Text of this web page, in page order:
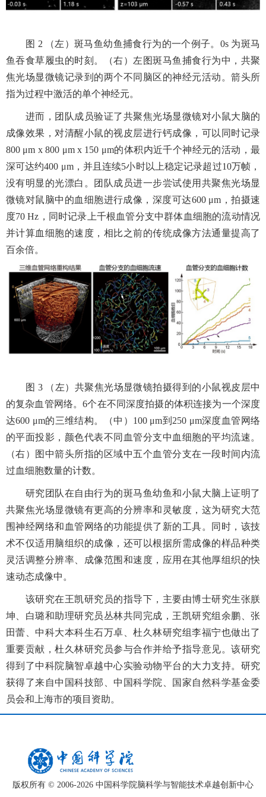
图 2 （左）斑马鱼幼鱼捕食行为的一个例子。 0s 为斑马
鱼吞食草履虫的时刻。（右）左图斑马鱼捕食行为中，共聚
焦光场显微镜记录到的两个不同脑区的神经元活动。箭头所
指为过程中激活的单个神经元。
进而，团队成员验证了共聚焦光场显微镜对小鼠大脑的
成像效果，对清醒小鼠的视皮层进行钙成像，可以同时记录
800 μm x800 μm x 150 μm的体积内近千个神经元的活动，最
深可达约400 μm，并且连续5小时以上稳定记录超过10万帧，
没有明显的光漂白。团队成员进一步尝试使用共聚焦光场显
微镜对鼠脑中的血细胞进行成像，深度可达600 μm ，拍摄速
度70 Hz ，同时记录上千根血管分支中群体血细胞的流动情况
并计算血细胞的速度，相比之前的传统成像方法通量提高了
百余倍。
图 3
（左）共聚焦光场显微镜拍摄得到的小鼠视皮层中
的复杂血管网络。6个在不同深度拍摄的体积连接为一个深度
达600 μm的三维结构。（中） 100 μm到250 μm深度血管网络
的平面投影，颜色代表不同血管分支中血细胞的平均流速。
（右）图中箭头所指的区域中五个血管分支在一段时间内流
过血细胞数量的计数。
研究团队在自由行为的斑马鱼幼鱼和小鼠大脑上证明了
共聚焦光场显微镜有更高的分辨率和灵敏度，这为研究大范
围神经网络和血管网络的功能提供了新的工具。同时，该技
术不仅适用脑组织的成像，还可以根据所需成像的样品种类
灵活调整分辨率、成像范围和速度，应用在其他厚组织的快
速动态成像中。
该研究在王凯研究员的指导下，主要由博士研究生张朕
坤、白璐和助理研究员丛林共同完成，王凯研究组余鹏、张
田蕾、中科大本科生石万卓、杜久林研究组李福宁也做出了
重要贡献，杜久林研究员参与合作并给予指导意见。该研究
得到了中科院脑智卓越中心实验动物平台的大力支持。研究
获得了来自中国科技部、中国科学院、国家自然科学基金委
员会和上海市的项目资助。
版权所有 © 2006-2026 中国科学院脑科学与智能技术卓越创新中心